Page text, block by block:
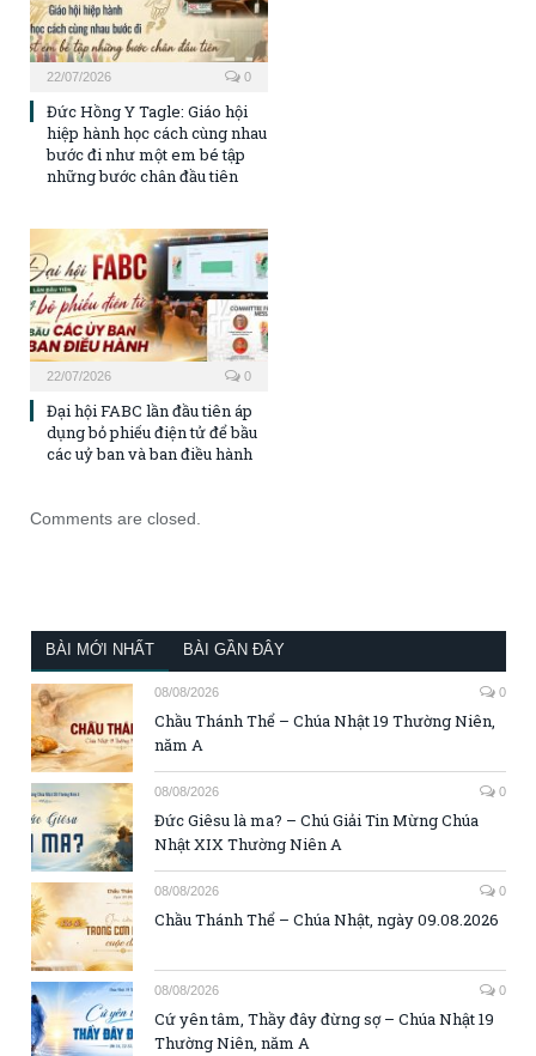
22/07/2026 0
Đức Hồng Y Tagle: Giáo hội
hiệp hành học cách cùng nhau
bước đi như một em bé tập
những bước chân đầu tiên
22/07/2026 0
Đại hội FABC lần đầu tiên áp
dụng bỏ phiếu điện tử để bầu
các uỷ ban và ban điều hành
Comments are closed.
BÀI MỚI NHẤT BÀI GẦN ĐÂY
08/08/2026 0
Chầu Thánh Thể – Chúa Nhật 19 Thường Niên,
năm A
08/08/2026 0
Đức Giêsu là ma? – Chú Giải Tin Mừng Chúa
Nhật XIX Thường Niên A
08/08/2026 0
Chầu Thánh Thể – Chúa Nhật, ngày 09.08.2026
08/08/2026 0
Cứ yên tâm, Thầy đây đừng sợ – Chúa Nhật 19
Thường Niên, năm A